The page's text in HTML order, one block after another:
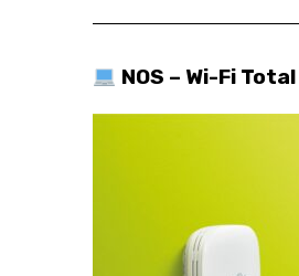
NOS – Wi-Fi Total